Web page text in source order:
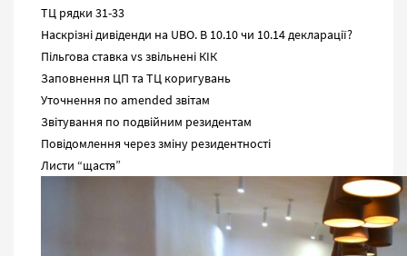
ТЦ рядки 31-33
Наскрізні дивіденди на UBO. В 10.10 чи 10.14 декларації?
Пільгова ставка vs звільнені КІК
Заповнення ЦП та ТЦ коригувань
Уточнення по amended звітам
Звітування по подвійним резидентам
Повідомлення через зміну резидентності
Листи “щастя”